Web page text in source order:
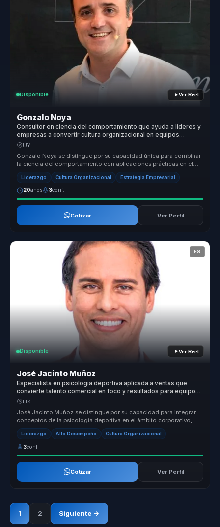
Disponible Ver Reel
Gonzalo Noya
Consultor en ciencia del comportamiento que ayuda a lideres y
empresas a convertir cultura organizacional en equipos
alineados, decisiones y alto desempeno.
UY
Gonzalo Noya se distingue por su capacidad única para combinar
la ciencia del comportamiento con aplicaciones prácticas en el
entorno emp...
Liderazgo Cultura Organizacional Estrategia Empresarial
20años 3conf.
Cotizar Ver Perfil
ES
Disponible Ver Reel
José Jacinto Muñoz
Especialista en psicologia deportiva aplicada a ventas que
convierte talento comercial en foco y resultados para equipos
de venta.
US
José Jacinto Muñoz se distingue por su capacidad para integrar
conceptos de la psicología deportiva en el ámbito corporativo,
ofreciendo ...
Liderazgo Alto Desempeño Cultura Organizacional
3conf.
Cotizar Ver Perfil
1 2 Siguiente →